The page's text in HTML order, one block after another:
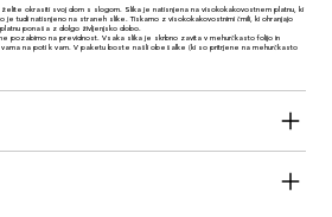
okrasiti svoj dom s slogom. Slika je natisnjena na visokokakovostnem platnu, ki
tudi natisnjeno na straneh slike. Tiskamo z visokokakovostnimi črnili, ki ohranjajo
ponaša z dolgo življenjsko dobo.
pozabimo na previdnost. Vsaka slika je skrbno zavita v mehurčkasto folijo in
na poti k vam. V paketu boste našli obešalke (ki so pritrjene na mehurčkasto